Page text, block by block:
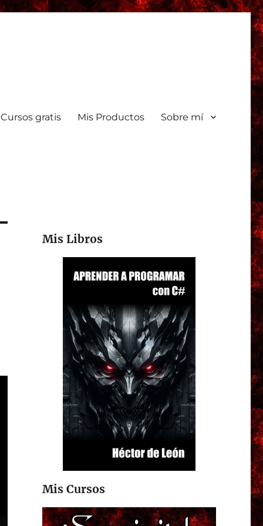
Cursos gratis Mis Productos Sobre mí
Mis Libros
Mis Cursos